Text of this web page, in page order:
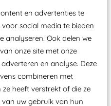
en advertenties te
social media te bieden
analyseren. Ook delen we
onze site met onze
en analyse. Deze
combineren met
heeft verstrekt of die ze
uw gebruik van hun
een Nederlands
laten keuren zodat
Attractie- en